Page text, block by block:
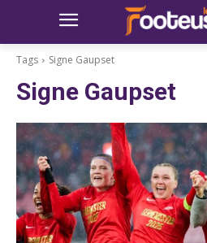
Tags Signe Gaupset
Signe Gaupset